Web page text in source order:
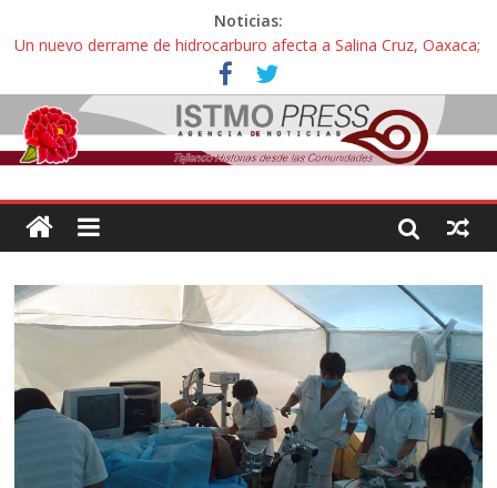
Noticias:
Un nuevo derrame de hidrocarburo afecta a Salina Cruz, Oaxaca;
ahora pescadores de Salinas del Marqués denuncian daños de
Pemex
Ángel, el joven autista expulsado por la Universidad Bienestar de
Ixtepec, Oaxaca vuelve a las aulas tras amparo
Familiares de periodista Alejandro Leyva se reúnen con titular de
intelectuales de su asesinato
Alertan pescadores de Juchitán, Oaxaca de nuevo despojo de su
Pescadores y comuneros ikoots detienen la extracción ilegal de
material pétreo de gravera Oyamel